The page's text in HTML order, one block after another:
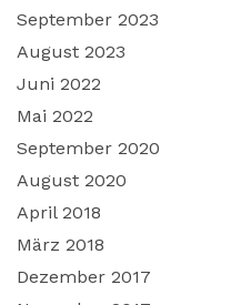
September 2023
August 2023
Juni 2022
Mai 2022
September 2020
August 2020
April 2018
März 2018
Dezember 2017